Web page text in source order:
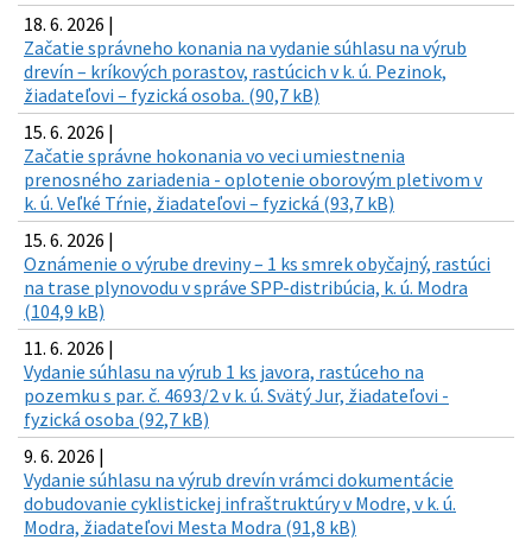
18. 6. 2026 |
Začatie správneho konania na vydanie súhlasu na výrub
drevín – kríkových porastov, rastúcich v k. ú. Pezinok,
žiadateľovi – fyzická osoba. (90,7 kB)
15. 6. 2026 |
Začatie správne hokonania vo veci umiestnenia
prenosného zariadenia - oplotenie oborovým pletivom v
k. ú. Veľké Tŕnie, žiadateľovi – fyzická (93,7 kB)
15. 6. 2026 |
Oznámenie o výrube dreviny – 1 ks smrek obyčajný, rastúci
na trase plynovodu v správe SPP-distribúcia, k. ú. Modra
(104,9 kB)
11. 6. 2026 |
Vydanie súhlasu na výrub 1 ks javora, rastúceho na
pozemku s par. č. 4693/2 v k. ú. Svätý Jur, žiadateľovi -
fyzická osoba (92,7 kB)
9. 6. 2026 |
Vydanie súhlasu na výrub drevín vrámci dokumentácie
dobudovanie cyklistickej infraštruktúry v Modre, v k. ú.
Modra, žiadateľovi Mesta Modra (91,8 kB)